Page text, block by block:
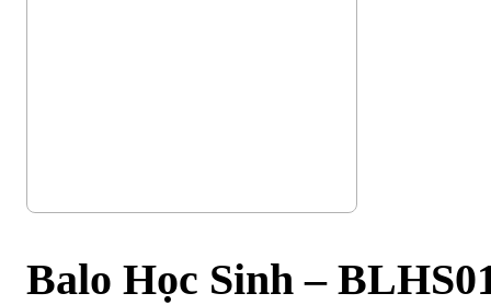
Balo Học Sinh –